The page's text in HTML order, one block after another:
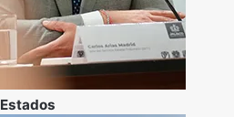
Estados